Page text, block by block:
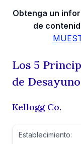
Obtenga un
de
Los 5
de
Kellogg Co.
Establecimiento: